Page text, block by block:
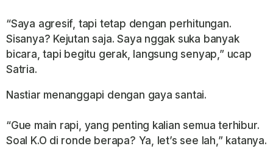
“Saya agresif, tapi tetap dengan perhitungan.
Sisanya? Kejutan saja. Saya nggak suka banyak
bicara, tapi begitu gerak, langsung senyap,” ucap
Satria.
Nastiar menanggapi dengan gaya santai.
“Gue main rapi, yang penting kalian semua terhibur.
Soal K.O di ronde berapa? Ya, let’s see lah,” katanya.